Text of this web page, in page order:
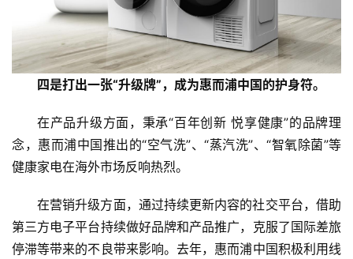
专
题
四是打出一张“升级牌”，成为惠而浦中国的护身符。
在产品升级方面，秉承“百年创新 悦享健康”的品牌理
念，惠而浦中国推出的“空气洗”、“蒸汽洗”、“智氧除菌”等
健康家电在海外市场反响热烈。
在营销升级方面，通过持续更新内容的社交平台，借助
第三方电子平台持续做好品牌和产品推广，克服了国际差旅
停滞等带来的不良带来影响。去年，惠而浦中国积极利用线